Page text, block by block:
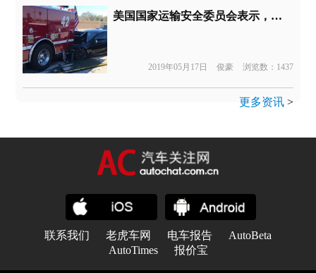
美国国家运输安全委员会表示，特斯拉的自动驾驶系统在致命的交通事故中无法起到安全辅助作用
2019年05月17日 俊豪 浏览数：1437
更多资讯>
联系我们 老虎车网 电车报告
AutoBeta
AutoTimes
报价宝